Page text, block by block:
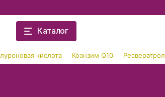
Каталог
кислота Коэнзим Q10 Ресвератрол